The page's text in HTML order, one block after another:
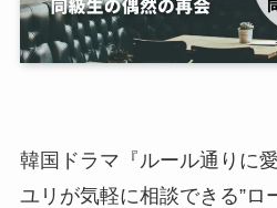
韓国ドラマ『ルール通りに
ユリが気軽に相談できる”ロ